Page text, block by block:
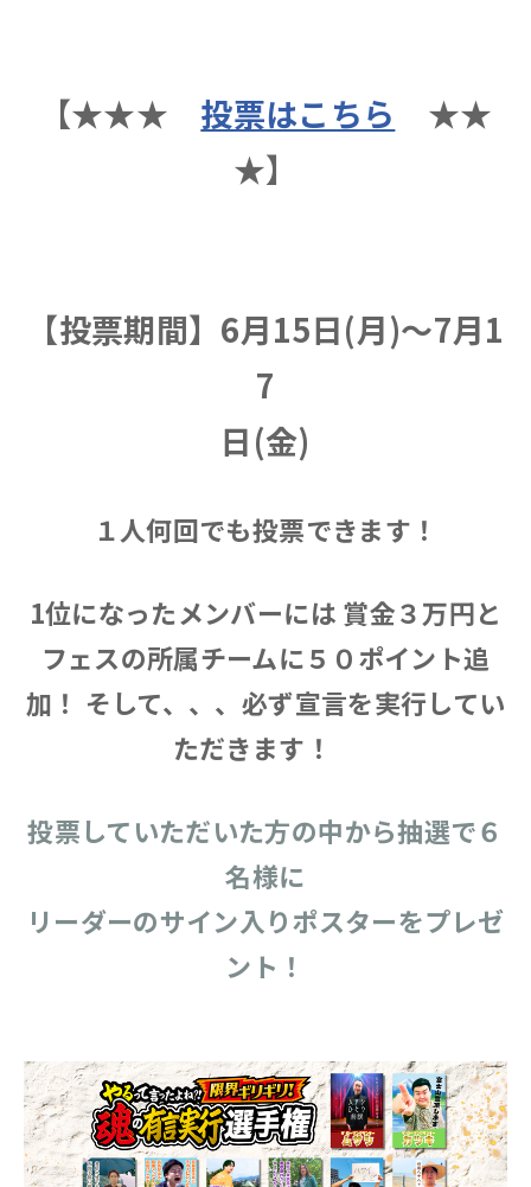
【★★★ 投票はこちら ★★
★】
【投票期間】6月15日(月)～7月1
7
日(金)
１人何回でも投票できます！
1位になったメンバーには 賞金３万円と
フェスの所属チームに５０ポイント追
加！ そして、、、必ず宣言を実行してい
ただきます！
投票していただいた方の中から抽選で６
名様に
リーダーのサイン入りポスターをプレゼ
ント！